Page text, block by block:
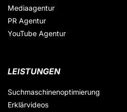
Mediaagentur
PR Agentur
YouTube Agentur
LEISTUNGEN
Suchmaschinenoptimierung
Erklärvideos